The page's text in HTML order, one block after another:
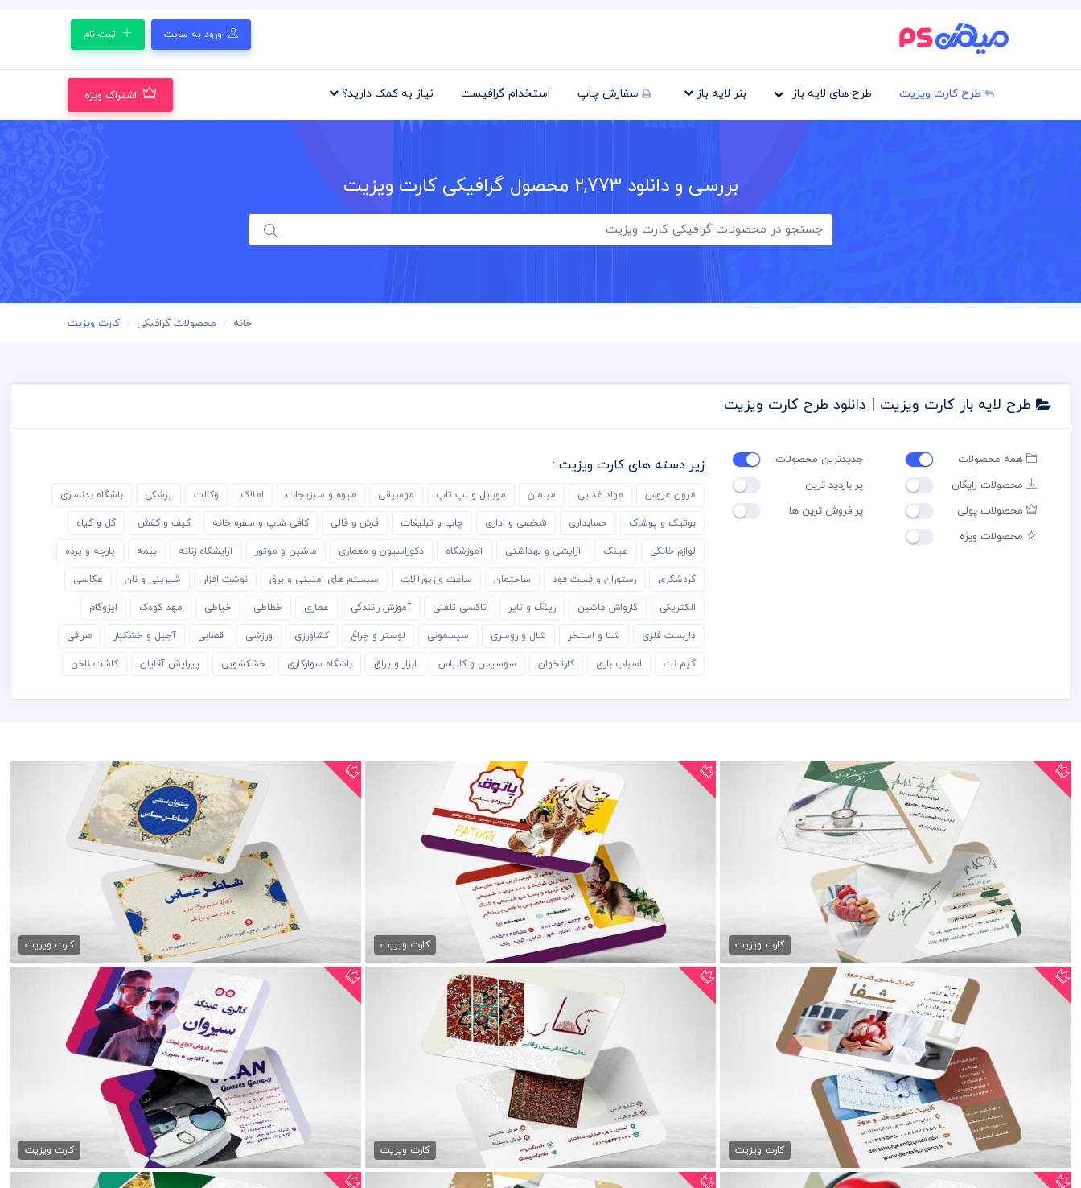
ورود به سایت ثبت نام
طرح کارت ویزیت طرح های لایه باز بنر لایه باز سفارش چاپ استخدام گرافیست نیاز به کمک دارید؟ اشتراک ویژه
بررسی و دانلود 2,773 محصول گرافیکی کارت ویزیت
خانه محصولات گرافیکی کارت ویزیت
طرح لایه باز کارت ویزیت | دانلود طرح کارت ویزیت
همه محصولات
محصولات رایگان
محصولات پولی
محصولات ویژه
جدیدترین محصولات
پر بازدید ترین
پر فروش ترین ها
زیر دسته های کارت ویزیت :
مزون عروس مواد غذایی مبلمان موبایل و لپ تاپ موسیقی میوه و سبزیجات املاک وکالت پزشکی باشگاه بدنسازی
بوتیک و پوشاک حسابداری شخصی و اداری چاپ و تبلیغات فرش و قالی کافی شاپ و سفره خانه کیف و کفش گل و گیاه
لوازم خانگی عینک آرایشی و بهداشتی آموزشگاه دکوراسیون و معماری ماشین و موتور آرایشگاه زنانه بیمه پارچه و پرده
گردشگری رستوران و فست فود ساختمان ساعت و زیورآلات سیستم های امنیتی و برق نوشت افزار شیرینی و نان عکاسی
الکتریکی کارواش ماشین رینگ و تایر تاکسی تلفنی آموزش رانندگی عطاری خطاطی خیاطی مهد کودک ایزوگام
داربست فلزی شنا و استخر شال و روسری سیسمونی لوستر و چراغ کشاورزی ورزشی قصابی آجیل و خشکبار صرافی
گیم نت اسباب بازی کارتخوان سوسیس و کالباس ابزار و یراق باشگاه سوارکاری خشکشویی پیرایش آقایان کاشت ناخن
دانلود کارت ویزیت جراح قلب
79,000 تومان
کارت ویزیت
دانلود کارت ویزیت آبمیوه و...
79,000 تومان
کارت ویزیت
طرح کارت ویزیت رستوران سنتی
79,000 تومان
کارت ویزیت
دانلود کارت ویزیت متخصص قلب
79,000 تومان
کارت ویزیت
دانلود کارت ویزیت فرش فروشی
79,000 تومان
کارت ویزیت
دانلود کارت ویزیت عینک...
79,000 تومان
کارت ویزیت